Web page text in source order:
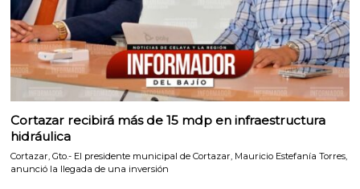
Cortazar recibirá más de 15 mdp en infraestructura
hidráulica
Cortazar, Gto.- El presidente municipal de Cortazar, Mauricio Estefanía Torres,
anunció la llegada de una inversión